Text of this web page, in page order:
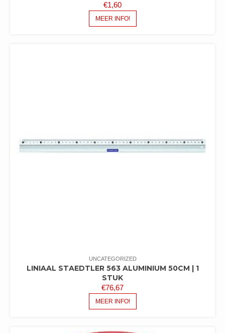
€1,60
MEER INFO!
UNCATEGORIZED
LINIAAL STAEDTLER 563 ALUMINIUM 50CM | 1
STUK
€76,67
MEER INFO!